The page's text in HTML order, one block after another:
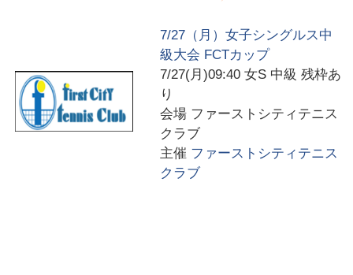
7/27（月）女子シングルス中
級大会 FCTカップ
7/27(月)09:40 女S 中級 残枠あ
り
会場 ファーストシティテニス
クラブ
主催 ファーストシティテニス
クラブ